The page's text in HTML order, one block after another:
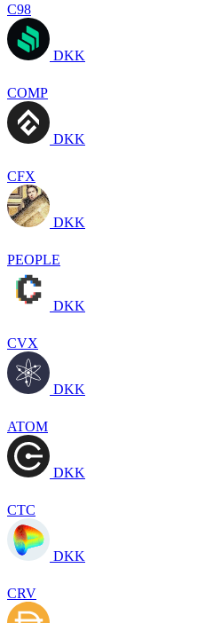
C98
DKK
COMP
DKK
CFX
DKK
PEOPLE
DKK
CVX
DKK
ATOM
DKK
CTC
DKK
CRV